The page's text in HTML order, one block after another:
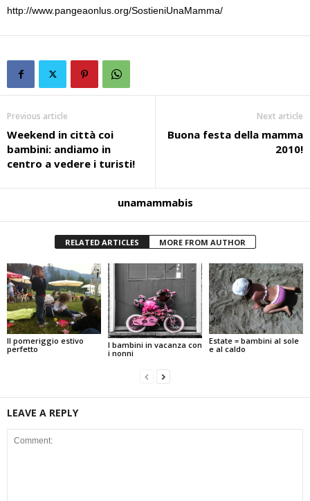
http://www.pangeaonlus.org/SostieniUnaMamma/
Previous article
Weekend in città coi
bambini: andiamo in
centro a vedere i turisti!
Next article
Buona festa della mamma
2010!
unamammabis
RELATED ARTICLES MORE FROM AUTHOR
Il pomeriggio estivo
perfetto
I bambini in vacanza con
i nonni
Estate = bambini al sole
e al caldo
LEAVE A REPLY